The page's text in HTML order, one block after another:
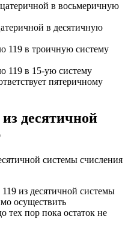
в восьмеричную
в десятичную
119 в троичную систему
119 в 15-ую систему
пятеричному
десятичной
системы счисления
из десятичной системы
осуществить
тех пор пока остаток не